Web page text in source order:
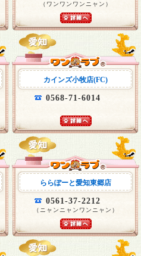
（ワンワンワンニャン）
カインズ小牧店(FC)
0568-71-6014
ららぽーと愛知東郷店
0561-37-2212
（ニャンニャンワンニャン）